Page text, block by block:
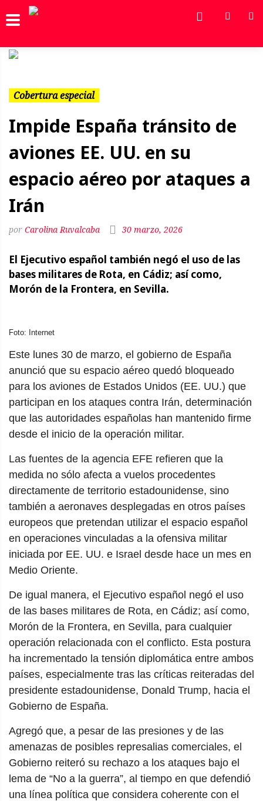
Cobertura especial
Impide España tránsito de
aviones EE. UU. en su
espacio aéreo por ataques a
Irán
Carolina Ruvalcaba 30 marzo, 2026
El Ejecutivo español también negó el uso de las
bases militares de Rota, en Cádiz; así como,
Morón de la Frontera, en Sevilla.
Foto: Internet
Este lunes 30 de marzo, el gobierno de España
anunció que su espacio aéreo quedó bloqueado
para los aviones de Estados Unidos (EE. UU.) que
participan en los ataques contra Irán, determinación
que las autoridades españolas han mantenido firme
desde el inicio de la operación militar.
Las fuentes de la agencia EFE refieren que la
medida no sólo afecta a vuelos procedentes
directamente de territorio estadounidense, sino
también a aeronaves desplegadas en otros países
europeos que pretendan utilizar el espacio español
en operaciones vinculadas a la ofensiva militar
iniciada por EE. UU. e Israel desde hace un mes en
Medio Oriente.
De igual manera, el Ejecutivo español negó el uso
de las bases militares de Rota, en Cádiz; así como,
Morón de la Frontera, en Sevilla, para cualquier
operación relacionada con el conflicto. Esta postura
ha incrementado la tensión diplomática entre ambos
países, especialmente tras las críticas reiteradas del
presidente estadounidense, Donald Trump, hacia el
Gobierno de España.
Agregó que, a pesar de las presiones y de las
amenazas de posibles represalias comerciales, el
Gobierno reiteró su rechazo a los ataques bajo el
lema de “No a la guerra”, al tiempo en que defendió
una línea política que considera coherente con el